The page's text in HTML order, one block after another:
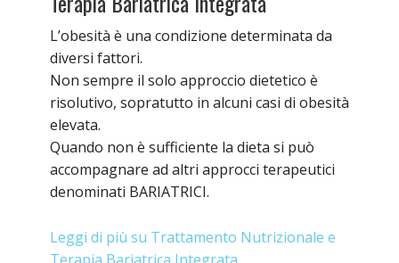
L’obesità è una condizione determinata da
diversi fattori.
Non sempre il solo approccio dietetico è
risolutivo, sopratutto in alcuni casi di obesità
elevata.
Quando non è sufficiente la dieta si può
accompagnare ad altri approcci terapeutici
denominati BARIATRICI.
Leggi di più su Trattamento Nutrizionale e